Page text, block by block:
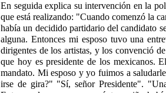
En seguida explica su intervención en la
que está realizando: "Cuando comenzó la
había un decidido partidario del candidato
alguna. Entonces mi esposo tuvo una
dirigentes de los artistas, y los convenció
que hoy es presidente de los mexicanos.
mandato. Mi esposo y yo fuimos a
irse de gira?" "Sí, señor Presidente".